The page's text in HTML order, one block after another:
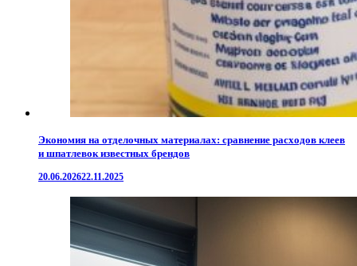
Экономия на отделочных материалах: сравнение расходов клеев
и шпатлевок известных брендов
20.06.202622.11.2025